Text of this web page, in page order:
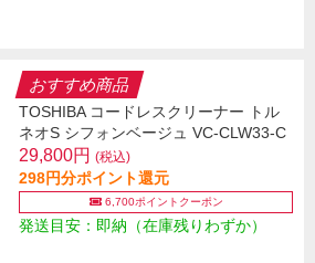
おすすめ商品
TOSHIBA コードレスクリーナー トル
ネオS シフォンベージュ VC-CLW33-C
29,800円 (税込)
298円分ポイント還元
6,700ポイントクーポン
発送目安：即納（在庫残りわずか）